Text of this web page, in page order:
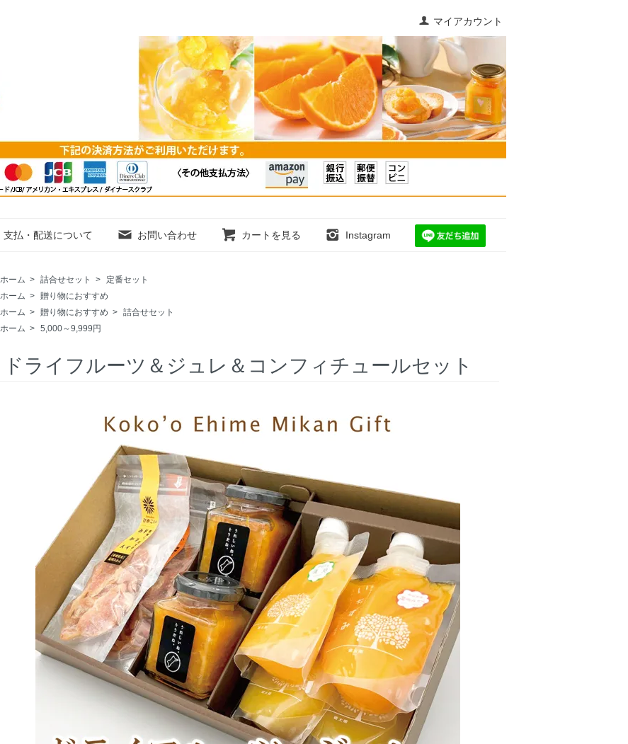
マイアカウント
支払・配送について お問い合わせ カートを見る Instagram
ホーム > 詰合せセット >
定番セット
ホーム > 贈り物におすすめ
ホーム > 贈り物におすすめ > 詰合せセット
ホーム > 5,000～9,999円
ドライフルーツ＆ジュレ＆コンフィチュールセット